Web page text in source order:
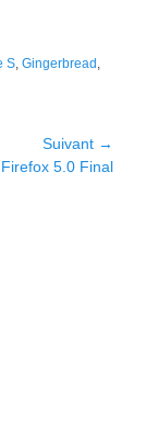
S, Gingerbread ,
Suivant →
5.0 Final